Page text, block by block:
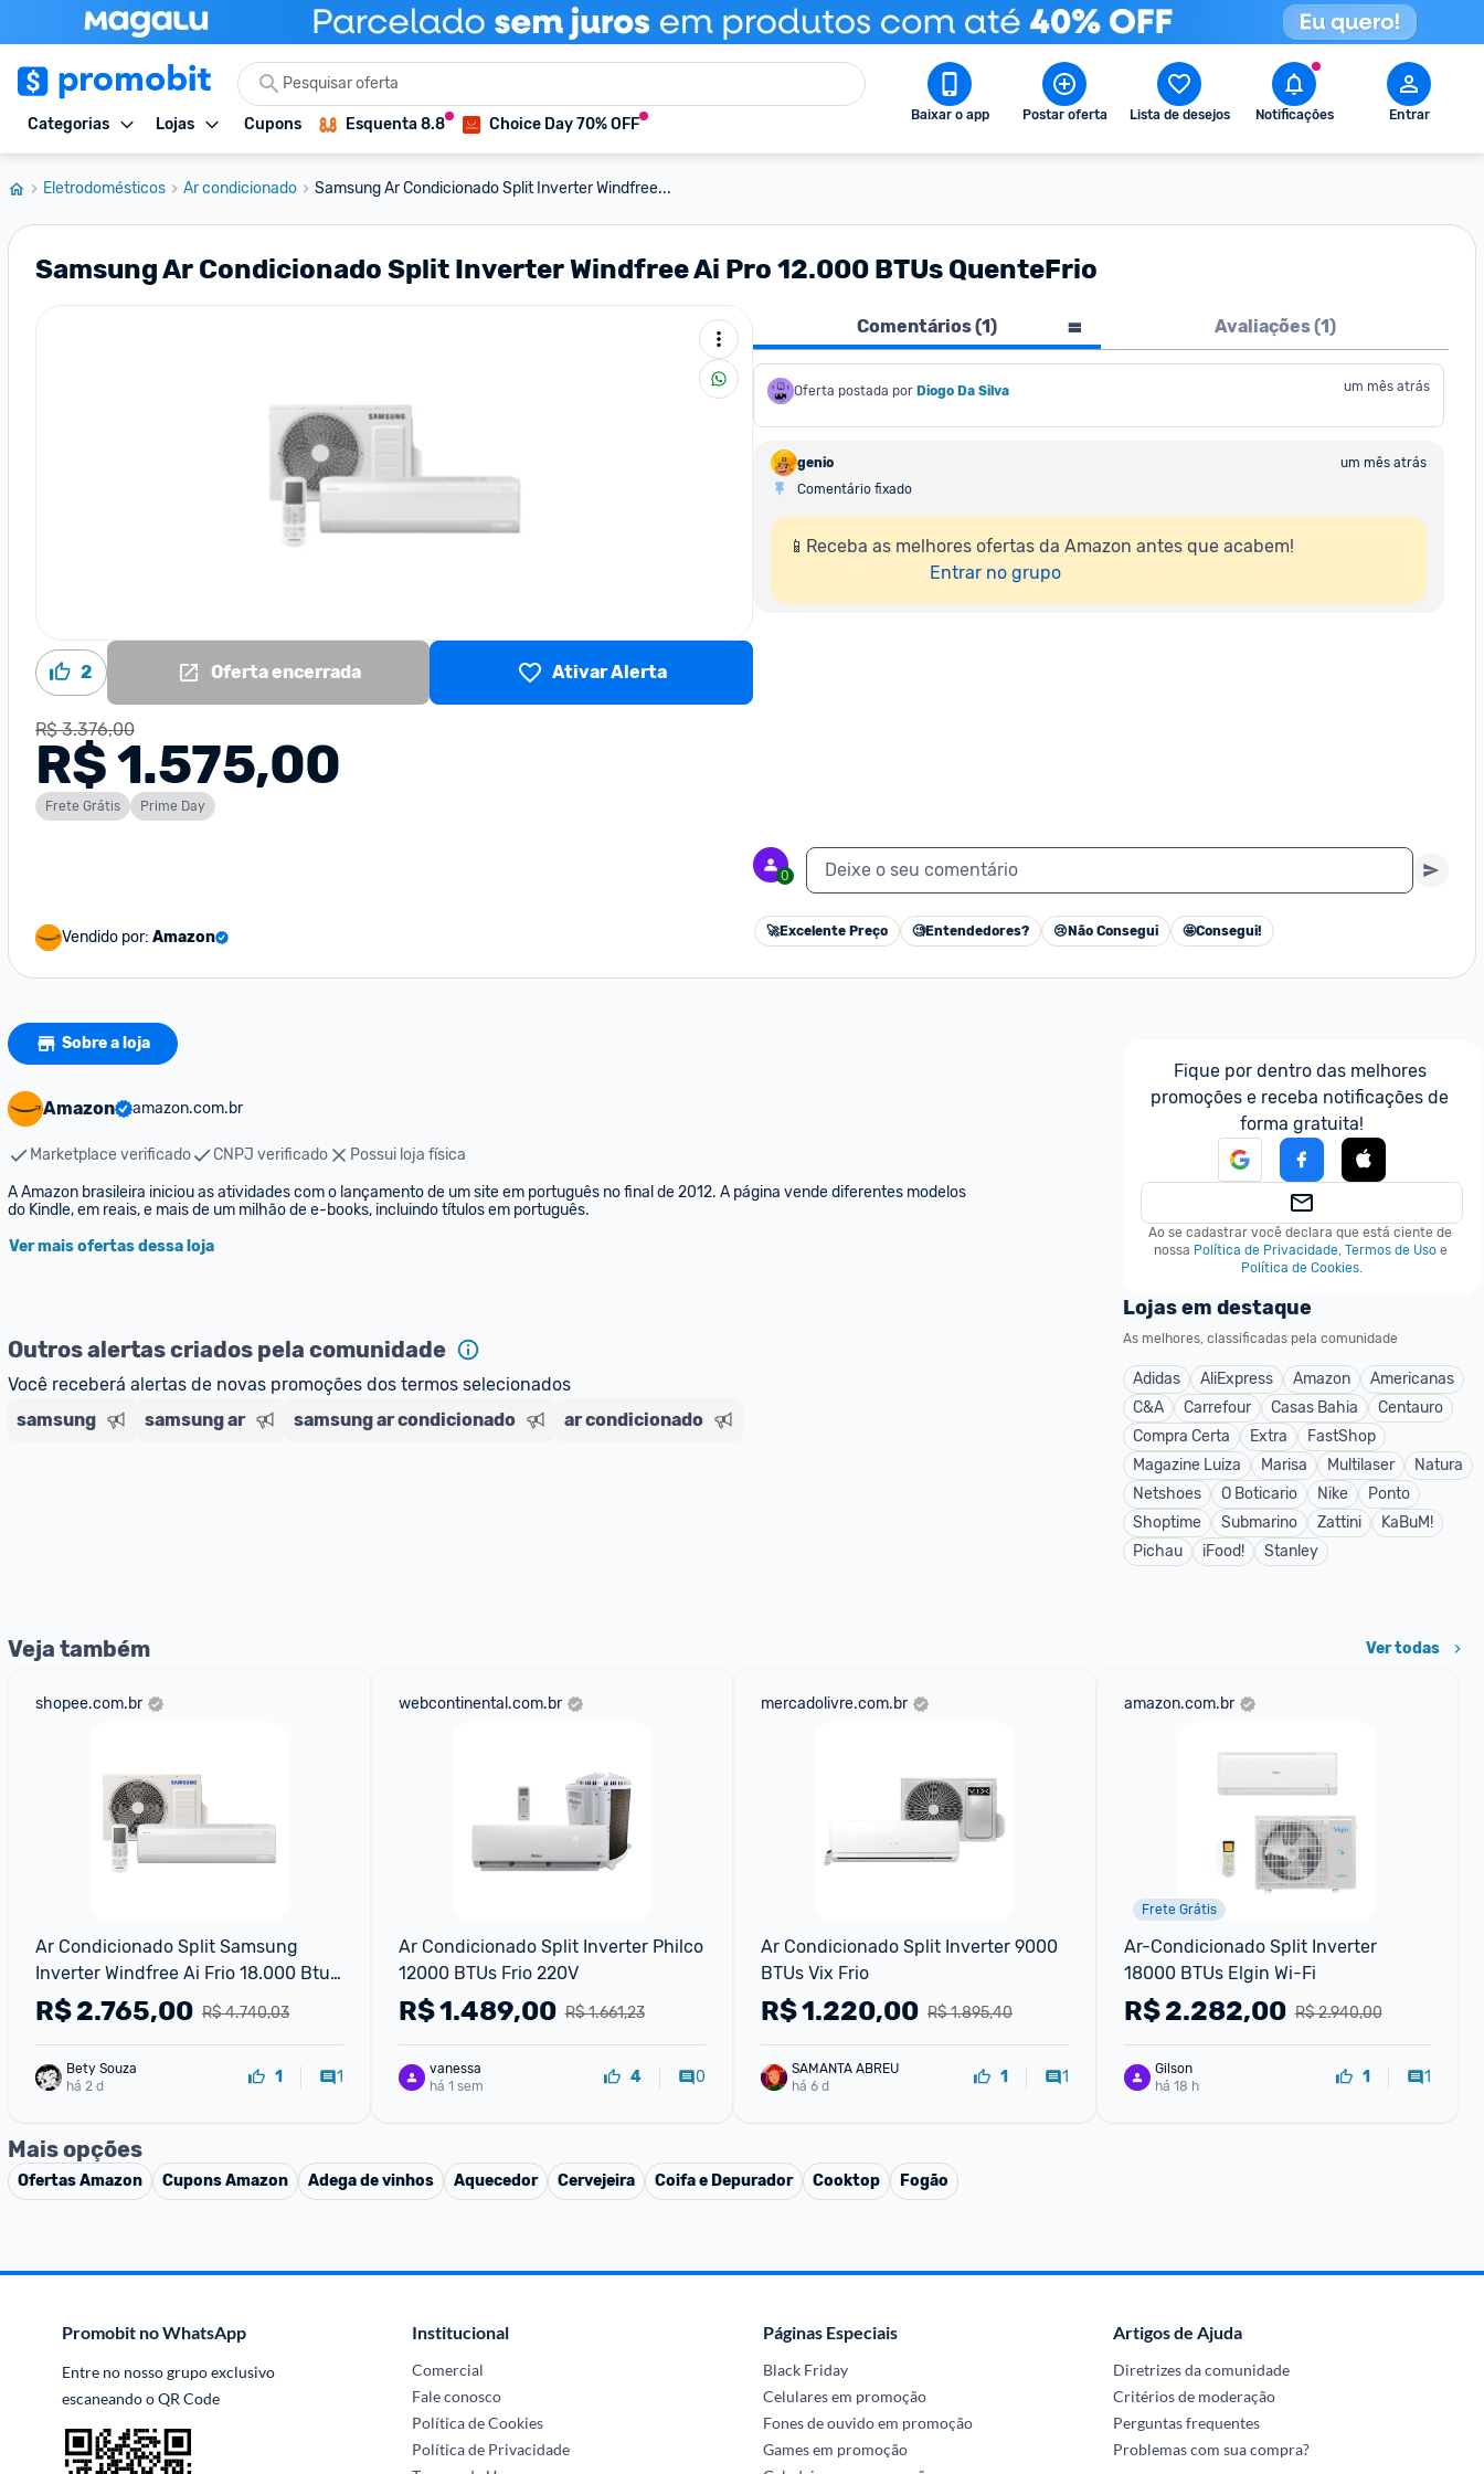
Categorias Lojas Cupons Esquenta 8.8 Choice Day 70% OFF Baixar o app Postar oferta Lista de desejos Notificações Entrar
Eletrodomésticos Ar condicionado Samsung Ar Condicionado Split Inverter Windfree...
Samsung Ar Condicionado Split Inverter Windfree Ai Pro 12.000 BTUs QuenteFrio
2 Oferta encerrada Ativar Alerta
R$ 3.376,00
R$ 1.575,00
Frete Grátis Prime Day
Vendido por: Amazon
Comentários (1) Avaliações (1)
Oferta postada por Diogo Da Silva um mês atrás
genio
um mês atrás
Comentário fixado
📱Receba as melhores ofertas da Amazon antes que acabem!
Entrar no grupo
0 Deixe o seu comentário
🚀Excelente Preço 🧐Entendedores? 😢 Não Consegui 🤩Consegui!
Sobre a loja
Amazon amazon.com.br
Marketplace verificado CNPJ verificado
Possui loja física
A Amazon brasileira iniciou as atividades com o lançamento de um site em português no final de 2012. A página vende diferentes modelos
do Kindle, em reais, e mais de um milhão de e-books, incluindo títulos em português.
Ver mais ofertas dessa loja
Outros alertas criados pela comunidade
Você receberá alertas de novas promoções dos termos selecionados
samsung
samsung ar samsung ar condicionado ar condicionado
Fique por dentro das melhores
promoções e receba notificações de
forma gratuita!
Ao se cadastrar você declara que está ciente de
nossa Política de Privacidade, Termos de Uso e
Política de Cookies.
Lojas em destaque
As melhores, classificadas pela comunidade
Adidas AliExpress Amazon
Americanas
C&A
Carrefour Casas Bahia
Centauro
Compra Certa
Extra
FastShop
Magazine Luiza
Marisa Multilaser
Natura
Netshoes
O Boticario Nike
Ponto
Shoptime
Submarino Zattini
KaBuM!
Pichau
iFood! Stanley
Veja também Ver todas
shopee.com.br
Ar Condicionado Split Samsung
Inverter Windfree Ai Frio 18.000 Btus
220v
R$ 4.740,03
R$2.765,00
Bety Souza
há 2 d
1 1
webcontinental.com.br
Ar Condicionado Split Inverter Philco
12000 BTUs Frio 220V
R$ 1.661,23
R$1.489,00
vanessa
há 1 sem
4 0
mercadolivre.com.br
Ar Condicionado Split Inverter 9000
BTUs Vix Frio
R$ 1.895,40
R$1.220,00
SAMANTA ABREU
há 6 d
1 1
amazon.com.br
Frete Grátis
Ar-Condicionado Split Inverter
18000 BTUs Elgin Wi-Fi
R$ 2.940,00
R$2.282,00
Gilson
há 18 h
1 1
Mais opções
OfertasAmazon CuponsAmazon Adega de vinhos Aquecedor Cervejeira Coifa e Depurador Cooktop Fogão
Promobit no WhatsApp
Entre no nosso grupo exclusivo
escaneando o QR Code
Institucional
Comercial
Fale conosco
Política de Cookies
Política de Privacidade
Páginas Especiais
Black Friday
Celulares em promoção
Fones de ouvido em promoção
Games em promoção
Artigos de Ajuda
Diretrizes da comunidade
Critérios de moderação
Perguntas frequentes
Problemas com sua compra?